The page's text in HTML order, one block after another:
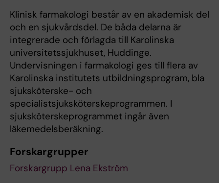
Klinisk farmakologi består av en akademisk del
och en sjukvårdsdel. De båda delarna är
integrerade och förlagda till Karolinska
universitetssjukhuset, Huddinge.
Undervisningen i farmakologi ges till flera av
Karolinska institutets utbildningsprogram, bla
sjuksköterske- och
specialistsjuksköterskeprogrammen. I
sjuksköterskeprogrammet ingår även
läkemedelsberäkning.
Forskargrupper
Forskargrupp Lena Ekström